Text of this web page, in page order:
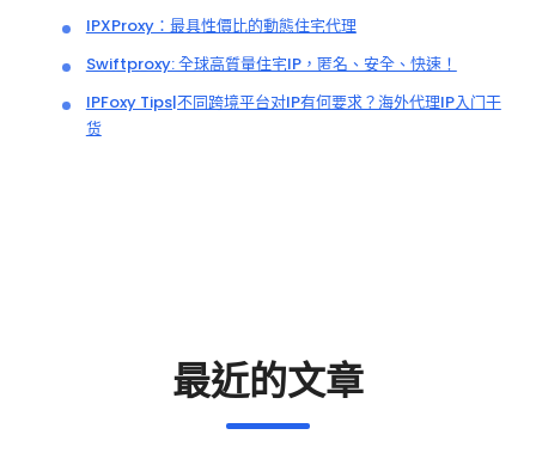
IPXProxy：最具性價比的動態住宅代理
Swiftproxy: 全球高質量住宅IP，匿名、安全、快速！
IPFoxy Tips|不同跨境平台对IP有何要求？海外代理IP入门干
货
最近的文章